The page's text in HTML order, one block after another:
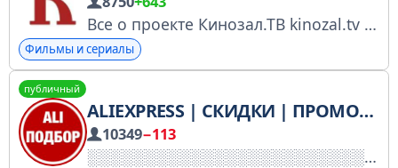
Все о проекте Кинозал.ТВ kinozal.tv • Официальный канал
Фильмы и сериалы
публичный
ALIEXPRESS | СКИДКИ | ПРОМОКОДЫ
10349−113